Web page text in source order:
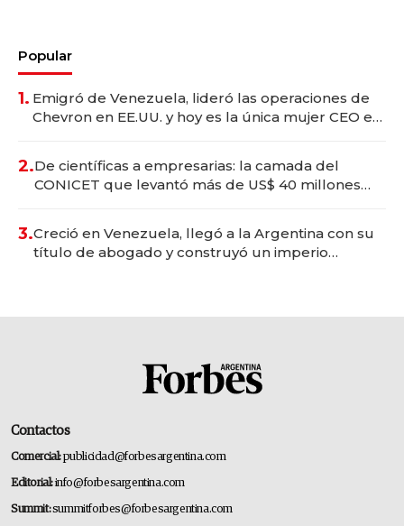
Popular
1. Emigró de Venezuela, lideró las operaciones de
Chevron en EE.UU. y hoy es la única mujer CEO en
2.De científicas a empresarias: la camada del
CONICET que levantó más de US$ 40 millones
3.Creció en Venezuela, llegó a la Argentina con su
título de abogado y construyó un imperio
Contactos
Comercial:publicidad@forbesargentina.com
Editorial:info@forbesargentina.com
Summit:summitforbes@forbesargentina.com